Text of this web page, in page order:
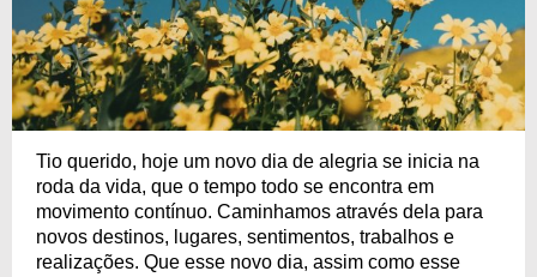
Tio querido, hoje um novo dia de alegria se inicia na
roda da vida, que o tempo todo se encontra em
movimento contínuo. Caminhamos através dela para
novos destinos, lugares, sentimentos, trabalhos e
realizações. Que esse novo dia, assim como esse